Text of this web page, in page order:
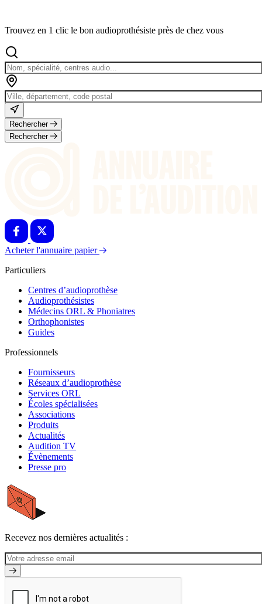
Trouvez en 1 clic le bon audioprothésiste près de chez vous
Rechercher
Rechercher
Acheter l'annuaire papier
Particuliers
Centres d’audioprothèse
Audioprothésistes
Médecins ORL & Phoniatres
Orthophonistes
Guides
Professionnels
Fournisseurs
Réseaux d’audioprothèse
Services ORL
Écoles spécialisées
Associations
Produits
Actualités
Audition TV
Évènements
Presse pro
Recevez nos dernières actualités :